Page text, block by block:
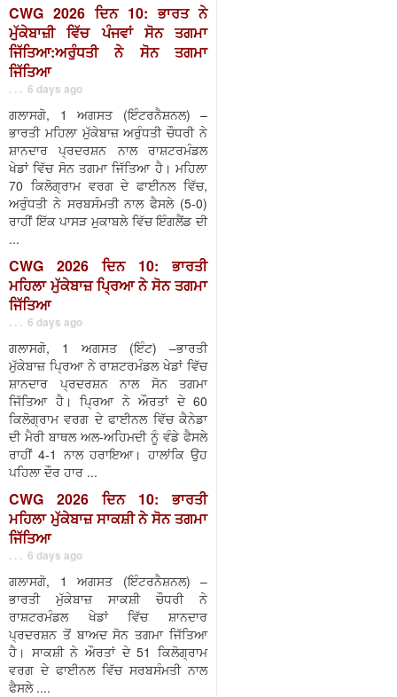
CWG 2026 ਦਿਨ 10: ਭਾਰਤ ਨੇ
ਮੁੱਕੇਬਾਜ਼ੀ ਵਿੱਚ ਪੰਜਵਾਂ ਸੋਨ ਤਗਮਾ
ਜਿੱਤਿਆ:ਅਰੁੰਧਤੀ ਨੇ ਸੋਨ ਤਗਮਾ
ਜਿੱਤਿਆ
. . . 6 days ago
ਗਲਾਸਗੋ, 1 ਅਗਸਤ (ਇੰਟਰਨੈਸ਼ਨਲ) –
ਭਾਰਤੀ ਮਹਿਲਾ ਮੁੱਕੇਬਾਜ਼ ਅਰੁੰਧਤੀ ਚੌਧਰੀ ਨੇ
ਸ਼ਾਨਦਾਰ ਪ੍ਰਦਰਸ਼ਨ ਨਾਲ ਰਾਸ਼ਟਰਮੰਡਲ
ਖੇਡਾਂ ਵਿੱਚ ਸੋਨ ਤਗਮਾ ਜਿੱਤਿਆ ਹੈ। ਮਹਿਲਾ
70 ਕਿਲੋਗ੍ਰਾਮ ਵਰਗ ਦੇ ਫਾਈਨਲ ਵਿੱਚ,
ਅਰੁੰਧਤੀ ਨੇ ਸਰਬਸੰਮਤੀ ਨਾਲ ਫੈਸਲੇ (5-0)
ਰਾਹੀਂ ਇੱਕ ਪਾਸੜ ਮੁਕਾਬਲੇ ਵਿੱਚ ਇੰਗਲੈਂਡ ਦੀ
...
CWG 2026 ਦਿਨ 10: ਭਾਰਤੀ
ਮਹਿਲਾ ਮੁੱਕੇਬਾਜ਼ ਪ੍ਰਿਆ ਨੇ ਸੋਨ ਤਗਮਾ
ਜਿੱਤਿਆ
. . . 6 days ago
ਗਲਾਸਗੋ, 1 ਅਗਸਤ (ਇੰਟ) –ਭਾਰਤੀ
ਮੁੱਕੇਬਾਜ਼ ਪ੍ਰਿਆ ਨੇ ਰਾਸ਼ਟਰਮੰਡਲ ਖੇਡਾਂ ਵਿੱਚ
ਸ਼ਾਨਦਾਰ ਪ੍ਰਦਰਸ਼ਨ ਨਾਲ ਸੋਨ ਤਗਮਾ
ਜਿੱਤਿਆ ਹੈ। ਪ੍ਰਿਆ ਨੇ ਔਰਤਾਂ ਦੇ 60
ਕਿਲੋਗ੍ਰਾਮ ਵਰਗ ਦੇ ਫਾਈਨਲ ਵਿੱਚ ਕੈਨੇਡਾ
ਦੀ ਮੈਰੀ ਬਾਥਲ ਅਲ-ਅਹਿਮਦੀ ਨੂੰ ਵੰਡੇ ਫੈਸਲੇ
ਰਾਹੀਂ 4-1 ਨਾਲ ਹਰਾਇਆ। ਹਾਲਾਂਕਿ ਉਹ
ਪਹਿਲਾ ਦੌਰ ਹਾਰ ...
CWG 2026 ਦਿਨ 10: ਭਾਰਤੀ
ਮਹਿਲਾ ਮੁੱਕੇਬਾਜ਼ ਸਾਕਸ਼ੀ ਨੇ ਸੋਨ ਤਗਮਾ
ਜਿੱਤਿਆ
. . . 6 days ago
ਗਲਾਸਗੋ, 1 ਅਗਸਤ (ਇੰਟਰਨੈਸ਼ਨਲ) –
ਭਾਰਤੀ ਮੁੱਕੇਬਾਜ਼ ਸਾਕਸ਼ੀ ਚੌਧਰੀ ਨੇ
ਰਾਸ਼ਟਰਮੰਡਲ ਖੇਡਾਂ ਵਿੱਚ ਸ਼ਾਨਦਾਰ
ਪ੍ਰਦਰਸ਼ਨ ਤੋਂ ਬਾਅਦ ਸੋਨ ਤਗਮਾ ਜਿੱਤਿਆ
ਹੈ। ਸਾਕਸ਼ੀ ਨੇ ਔਰਤਾਂ ਦੇ 51 ਕਿਲੋਗ੍ਰਾਮ
ਵਰਗ ਦੇ ਫਾਈਨਲ ਵਿੱਚ ਸਰਬਸੰਮਤੀ ਨਾਲ
ਫੈਸਲੇ ....